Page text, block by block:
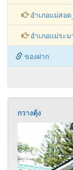
อำเภอแม่สอด
อำเภอแม่ระม
ของฝาก
กวางตุ้ง